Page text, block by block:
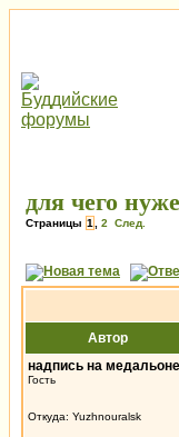
для чего
Страницы 1 2 След.
Автор
надпись на медальоне
Гость
Откуда: Yuzhnouralsk